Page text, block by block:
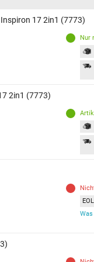
17 2in1 (7773)
Nur
2in1 (7773)
Was